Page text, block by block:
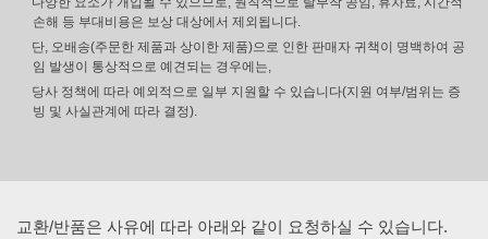
손해 등 부대비용은 보상 대상에서 제외됩니다.
단, 오배송(주문한 제품과 상이한 제품)으로 인한 판매자 귀책이 명백하여 공
임 발생이 통상적으로 예견되는 경우에는,
당사 정책에 따라 예외적으로 일부 지원할 수 있습니다(지원 여부/범위는 증
빙 및 사실관계에 따라 결정).
교환/반품은 사유에 따라 아래와 같이 요청하실 수 있습니다.